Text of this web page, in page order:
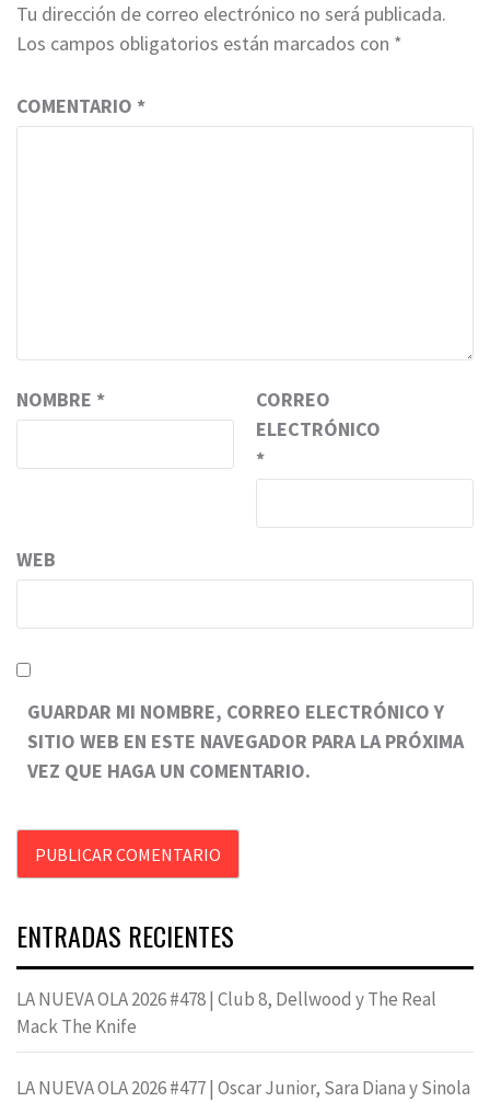
Tu dirección de correo electrónico no será publicada.
Los campos obligatorios están marcados con *
COMENTARIO *
NOMBRE *
CORREO
ELECTRÓNICO
*
WEB
GUARDAR MI NOMBRE, CORREO ELECTRÓNICO Y
SITIO WEB EN ESTE NAVEGADOR PARA LA PRÓXIMA
VEZ QUE HAGA UN COMENTARIO.
ENTRADAS RECIENTES
LA NUEVA OLA 2026 #478 | Club 8, Dellwood y The Real
Mack The Knife
LA NUEVA OLA 2026 #477 | Oscar Junior, Sara Diana y Sinola